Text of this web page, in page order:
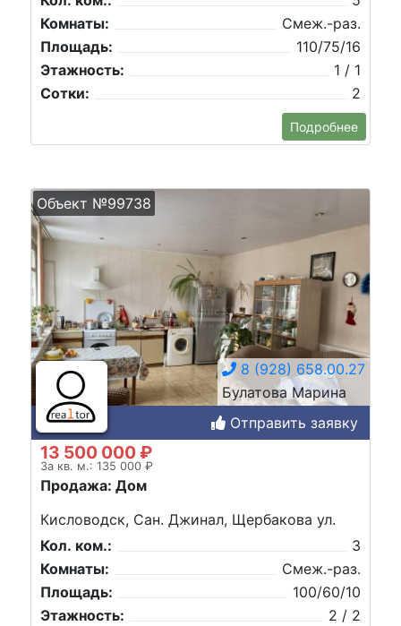
Комнаты:
Смеж.-раз.
Площадь:
110/75/16
Этажность:
1 / 1
Сотки:
2
Подробнее
Объект №99738
8 (928) 658.00.27
Булатова Марина
Отправить заявку
13 500 000 ₽
За кв. м.: 135 000 ₽
Продажа: Дом
Кисловодск, Сан. Джинал, Щербакова ул.
Кол. ком.:
3
Комнаты:
Смеж.-раз.
Площадь:
100/60/10
Этажность:
2 / 2